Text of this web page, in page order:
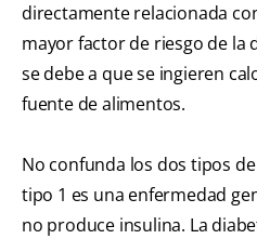
directamente relacionada
mayor factor de riesgo de la
se debe a que se ingieren
fuente de alimentos.
No confunda los dos tipos
tipo 1 es una enfermedad
no produce insulina. La